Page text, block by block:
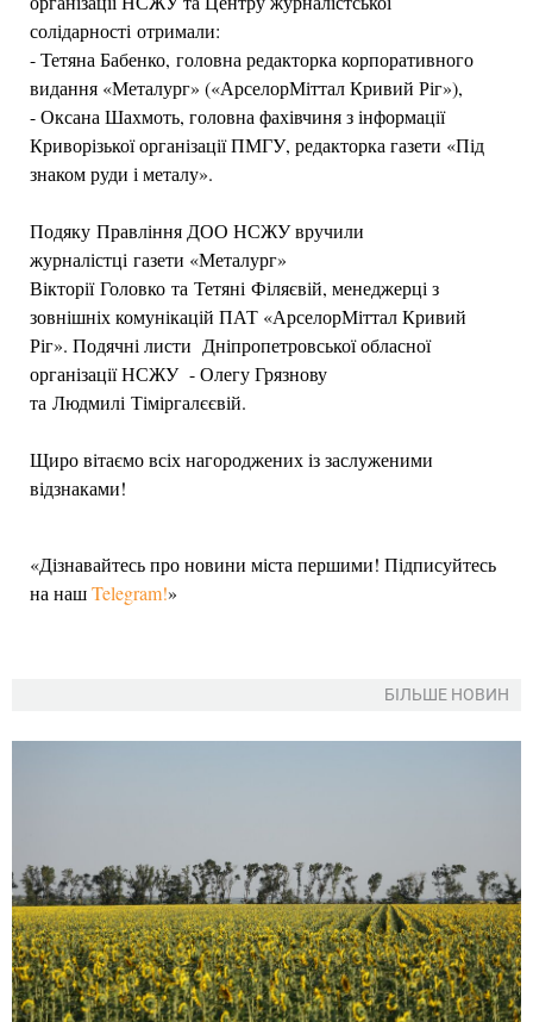
солідарності отримали:
- Тетяна Бабенко, головна редакторка корпоративного
видання «Металург» («АрселорМіттал Кривий Ріг»),
- Оксана Шахмоть, головна фахівчиня з інформації
Криворізької організації ПМГУ, редакторка газети «Під
знаком руди і металу».
Подяку Правління ДОО НСЖУ вручили
журналістці газети «Металург»
Вікторії Головко та Тетяні Філяєвій, менеджерці з
зовнішніх комунікацій ПАТ «АрселорМіттал Кривий
Ріг». Подячні листи Дніпропетровської обласної
організації НСЖУ - Олегу Грязнову
та Людмилі Тіміргалєєвій.
Щиро вітаємо всіх нагороджених із заслуженими
відзнаками!
«Дізнавайтесь про новини міста першими! Підписуйтесь
на нашTelegram!»
БІЛЬШЕ НОВИН